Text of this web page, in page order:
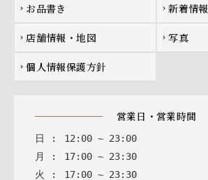
chevron_right お品書き chevron_right 新着情報
chevron_right 店舗情報・地図 chevron_right 写真
chevron_right 個人情報保護方針
営業日・営業時間
日 : 12 : 00 ~ 23: 00
月
: 17: 00 ~ 23: 30
火
: 17: 00 ~ 23: 30